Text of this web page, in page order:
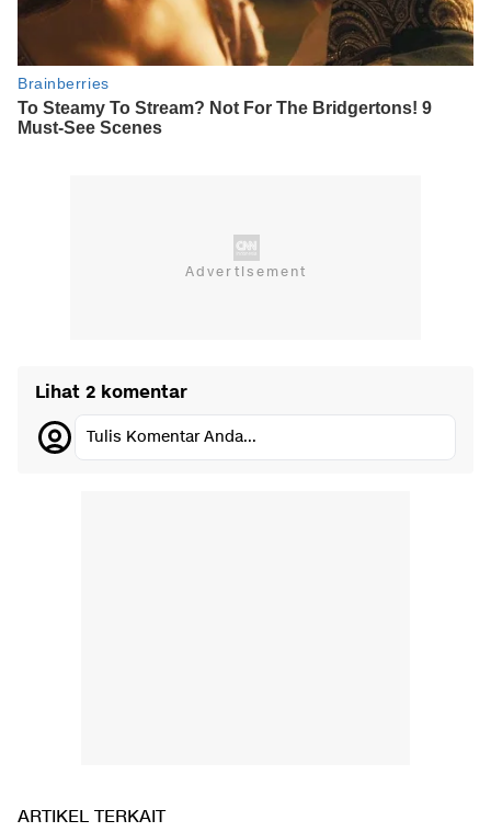
Lihat 2 komentar
Tulis Komentar Anda...
ARTIKEL TERKAIT